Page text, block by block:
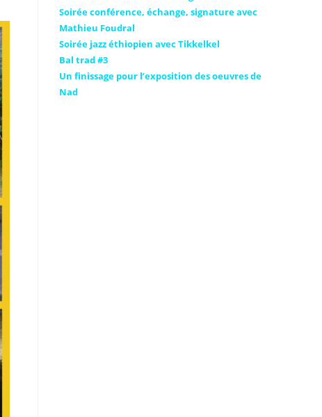
Soirée conférence, échange, signature avec
Mathieu Foudral
Soirée jazz éthiopien avec Tikkelkel
Bal trad #3
Un finissage pour l’exposition des oeuvres de
Nad